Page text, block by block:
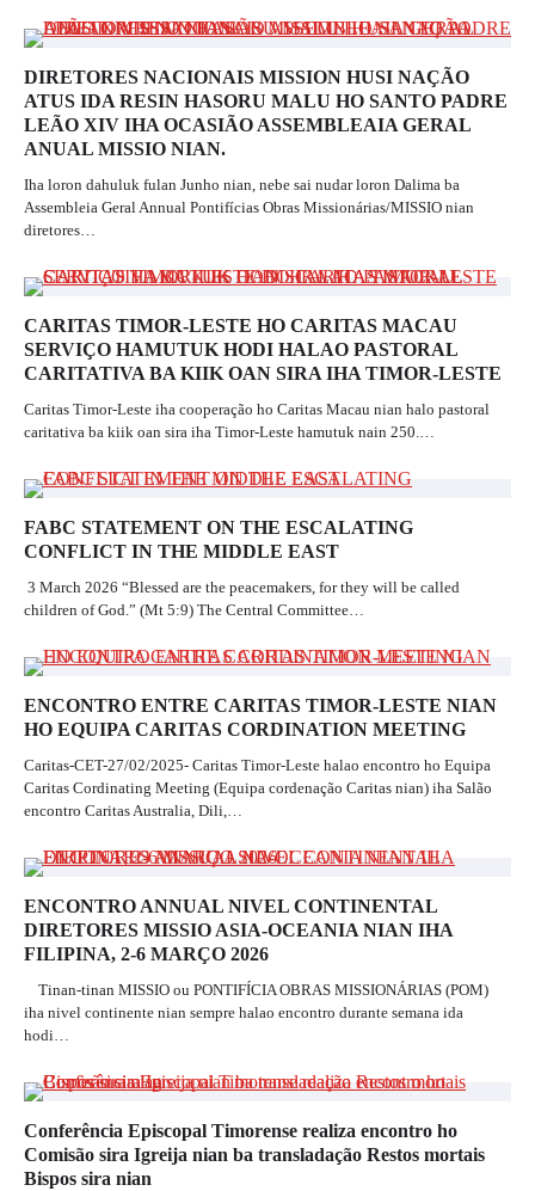
DIRETORES NACIONAIS MISSION HUSI NAÇÃO
ATUS IDA RESIN HASORU MALU HO SANTO PADRE
LEÃO XIV IHA OCASIÃO ASSEMBLEAIA GERAL
ANUAL MISSIO NIAN.
Iha loron dahuluk fulan Junho nian, nebe sai nudar loron Dalima ba
Assembleia Geral Annual Pontifícias Obras Missionárias/MISSIO nian
diretores…
CARITAS TIMOR-LESTE HO CARITAS MACAU
SERVIÇO HAMUTUK HODI HALAO PASTORAL
CARITATIVA BA KIIK OAN SIRA IHA TIMOR-LESTE
Caritas Timor-Leste iha cooperação ho Caritas Macau nian halo pastoral
caritativa ba kiik oan sira iha Timor-Leste hamutuk nain 250.…
FABC STATEMENT ON THE ESCALATING
CONFLICT IN THE MIDDLE EAST
3 March 2026 “Blessed are the peacemakers, for they will be called
children of God.” (Mt 5:9) The Central Committee…
ENCONTRO ENTRE CARITAS TIMOR-LESTE NIAN
HO EQUIPA CARITAS CORDINATION MEETING
Caritas-CET-27/02/2025- Caritas Timor-Leste halao encontro ho Equipa
Caritas Cordinating Meeting (Equipa cordenação Caritas nian) iha Salão
encontro Caritas Australia, Dili,…
ENCONTRO ANNUAL NIVEL CONTINENTAL
DIRETORES MISSIO ASIA-OCEANIA NIAN IHA
FILIPINA, 2-6 MARÇO 2026
Tinan-tinan MISSIO ou PONTIFÍCIA OBRAS MISSIONÁRIAS (POM)
iha nivel continente nian sempre halao encontro durante semana ida
hodi…
Conferência Episcopal Timorense realiza encontro ho
Comisão sira Igreija nian ba transladação Restos mortais
Bispos sira nian